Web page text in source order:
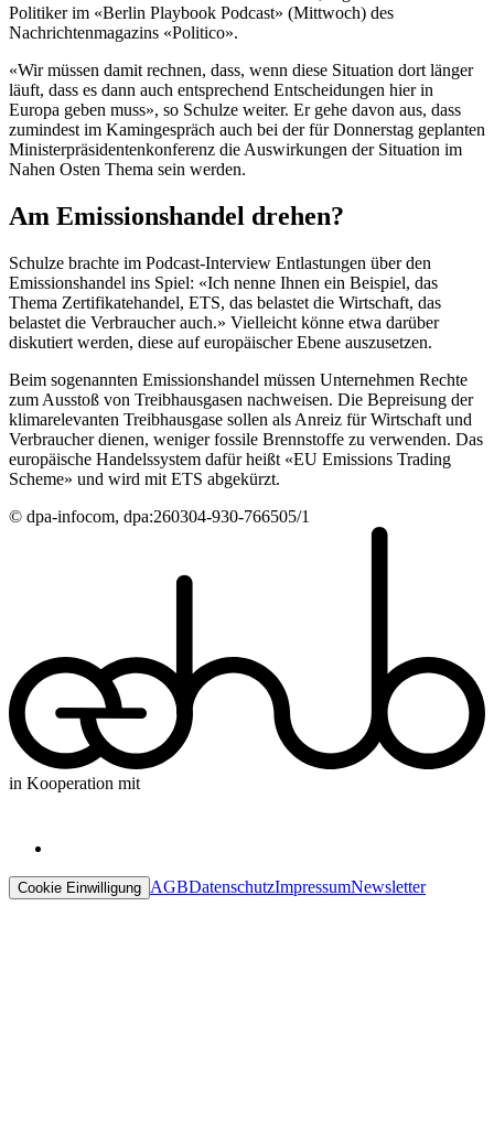
Politiker im «Berlin Playbook Podcast» (Mittwoch) des
Nachrichtenmagazins «Politico».
«Wir müssen damit rechnen, dass, wenn diese Situation dort länger
läuft, dass es dann auch entsprechend Entscheidungen hier in
Europa geben muss», so Schulze weiter. Er gehe davon aus, dass
zumindest im Kamingespräch auch bei der für Donnerstag geplanten
Ministerpräsidentenkonferenz die Auswirkungen der Situation im
Nahen Osten Thema sein werden.
Am Emissionshandel drehen?
Schulze brachte im Podcast-Interview Entlastungen über den
Emissionshandel ins Spiel: «Ich nenne Ihnen ein Beispiel, das
Thema Zertifikatehandel, ETS, das belastet die Wirtschaft, das
belastet die Verbraucher auch.» Vielleicht könne etwa darüber
diskutiert werden, diese auf europäischer Ebene auszusetzen.
Beim sogenannten Emissionshandel müssen Unternehmen Rechte
zum Ausstoß von Treibhausgasen nachweisen. Die Bepreisung der
klimarelevanten Treibhausgase sollen als Anreiz für Wirtschaft und
Verbraucher dienen, weniger fossile Brennstoffe zu verwenden. Das
europäische Handelssystem dafür heißt «EU Emissions Trading
Scheme» und wird mit ETS abgekürzt.
© dpa-infocom, dpa:260304-930-766505/1
in Kooperation mit
Cookie Einwilligung AGBDatenschutzImpressumNewsletter